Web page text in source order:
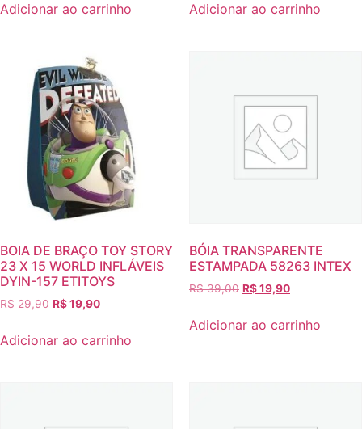
Adicionar ao carrinho Adicionar ao carrinho
BOIA DE BRAÇO TOY STORY
23 X 15 WORLD INFLÁVEIS
DYIN-157 ETITOYS
R$29,90 R$19,90
Adicionar ao carrinho
BÓIA TRANSPARENTE
ESTAMPADA 58263 INTEX
R$39,00 R$19,90
Adicionar ao carrinho